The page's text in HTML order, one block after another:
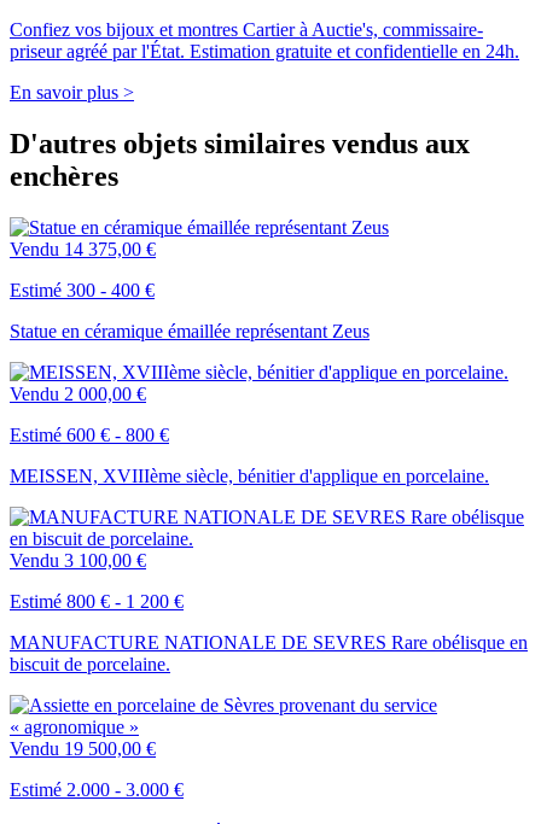
Confiez vos bijoux et montres Cartier à Auctie's, commissaire-
priseur agréé par l'État. Estimation gratuite et confidentielle en 24h.
En savoir plus >
D'autres objets similaires vendus aux
enchères
Vendu 14 375,00 €
Estimé 300 - 400 €
Statue en céramique émaillée représentant Zeus
Vendu 2 000,00 €
Estimé 600 € - 800 €
MEISSEN, XVIIIème siècle, bénitier d'applique en porcelaine.
Vendu 3 100,00 €
Estimé 800 € - 1 200 €
MANUFACTURE NATIONALE DE SEVRES Rare obélisque en
biscuit de porcelaine.
Vendu 19 500,00 €
Estimé 2.000 - 3.000 €